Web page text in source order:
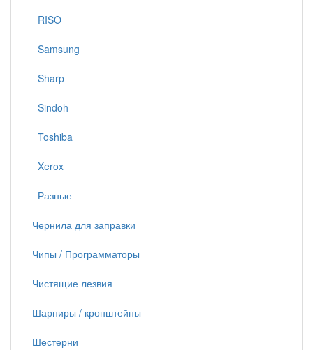
RISO
Samsung
Sharp
Sindoh
Toshiba
Xerox
Разные
Чернила для заправки
Чипы / Программаторы
Чистящие лезвия
Шарниры / кронштейны
Шестерни